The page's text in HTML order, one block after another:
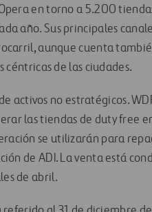
en torno a 5.200
año. Sus principales
aunque cuenta
céntricas de las ciudades.
activos no estratégicos.
las tiendas de duty free
se utilizarán para
de ADI. La venta está
de abril.